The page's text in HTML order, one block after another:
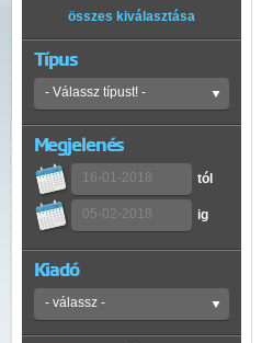
összes kiválasztása
Típus
Megjelenés
tól
ig
Kiadó